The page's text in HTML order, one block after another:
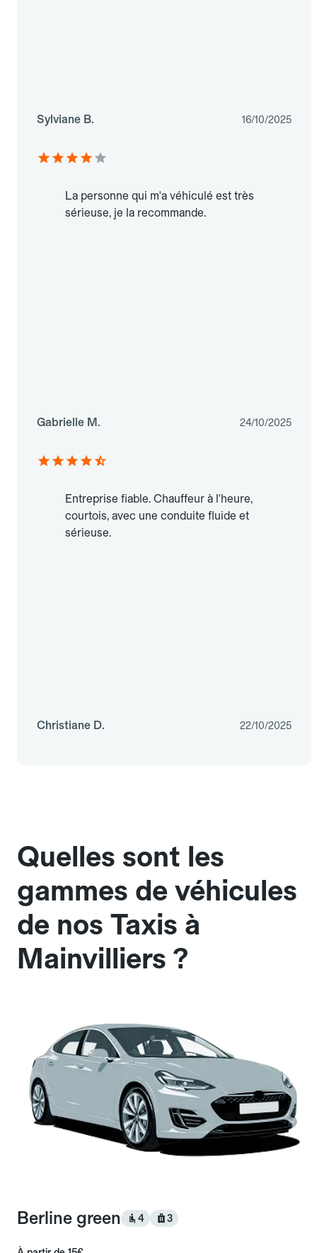
Sylviane B. 16/10/2025
La personne qui m'a véhiculé est très
sérieuse, je la recommande.
Gabrielle M. 24/10/2025
Entreprise fiable. Chauffeur à l'heure,
courtois, avec une conduite fluide et
sérieuse.
Christiane D. 22/10/2025
Quelles sont les
gammes de véhicules
de nos Taxis à
Mainvilliers ?
Berline green 4 3